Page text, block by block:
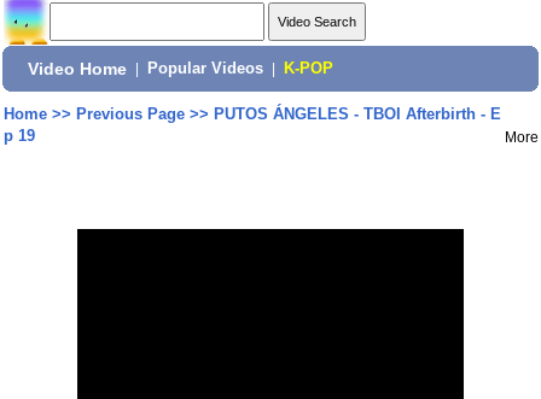
Video Home Popular Videos K-POP
Home>> Previous Page>> PUTOS ÁNGELES - TBOI Afterbirth - E
p 19
More